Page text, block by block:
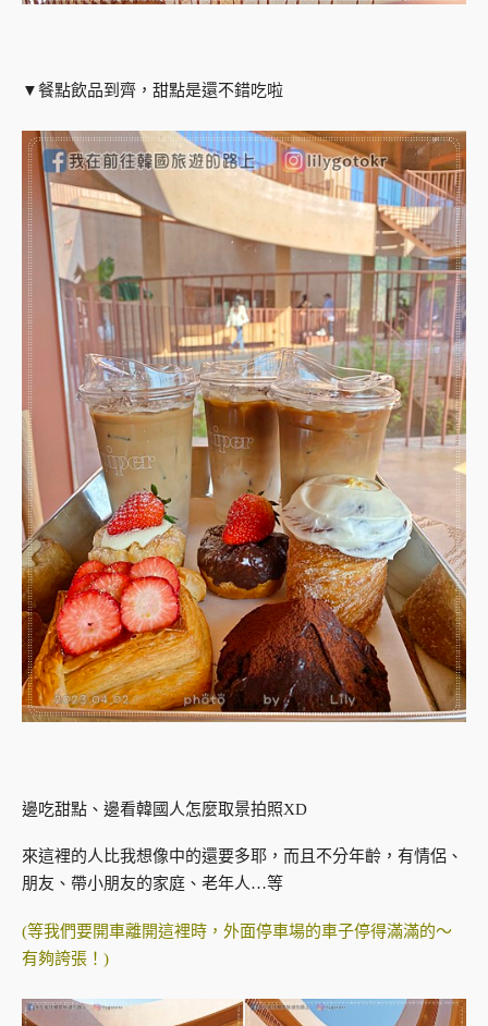
▼餐點飲品到齊，甜點是還不錯吃啦
邊吃甜點、邊看韓國人怎麼取景拍照XD
來這裡的人比我想像中的還要多耶，而且不分年齡，有情侶、
朋友、帶小朋友的家庭、老年人…等
(等我們要開車離開這裡時，外面停車場的車子停得滿滿的～
有夠誇張！)